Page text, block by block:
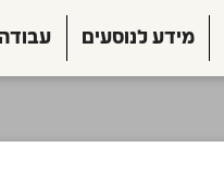
מידע לנוסעים